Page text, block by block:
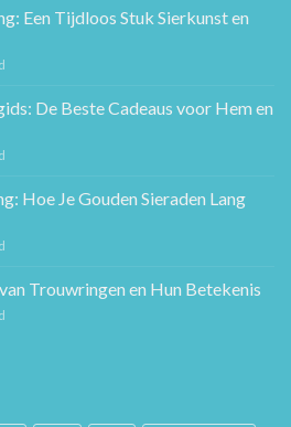
Een Tijdloos Stuk Sierkunst en
Gouden
Sierkunst
De Beste Cadeaus voor Hem en
Cadeaugids:
De
Hem
Hoe Je Gouden Sieraden Lang
Verzorging:
Trouwringen en Hun Betekenis